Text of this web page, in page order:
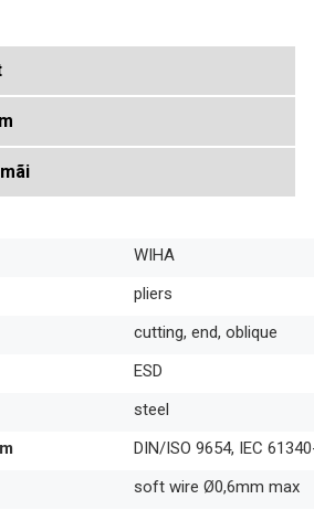
WIHA
pliers
cutting, end, oblique
ESD
steel
DIN/ISO 9654, IEC
soft wire Ø0,6mm max